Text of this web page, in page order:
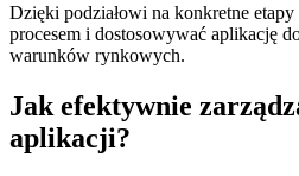
Dzięki podziałowi na konkretne
procesem i dostosowywać aplikację
warunków rynkowych.
Jak efektywnie
aplikacji?